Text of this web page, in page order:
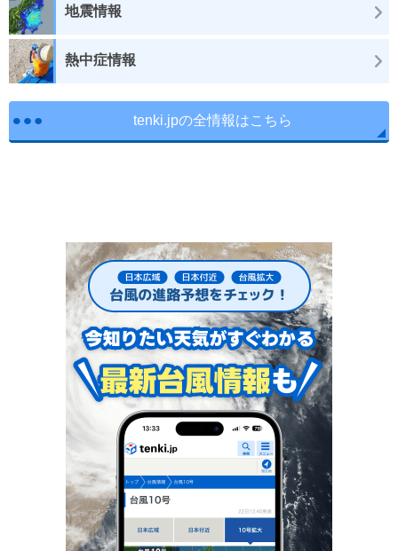
地震情報
熱中症情報
tenki.jpの全情報はこちら